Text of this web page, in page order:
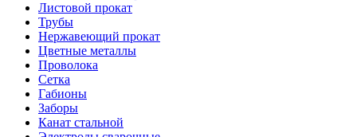
Листовой прокат
Трубы
Нержавеющий прокат
Цветные металлы
Проволока
Сетка
Габионы
Заборы
Канат стальной